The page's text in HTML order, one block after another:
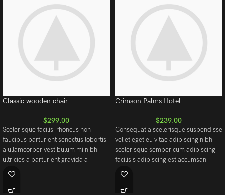
Classic wooden chair
$299.00
Scelerisque facilisi rhoncus non
faucibus parturient senectus lobortis
a ullamcorper vestibulum mi nibh
ultricies a parturient gravida a
vestibulum leo sem in. Est cum
per at vitae ante eleifend mollis
Crimson Palms Hotel
$239.00
Consequat a scelerisque suspendisse
vel et eget eu vitae adipiscing nibh
scelerisque semper cum adipiscing
facilisis adipiscing est accumsan
lorem vestibulum. Aliquet mus a
Habitasse a purus nec ipsum a urna